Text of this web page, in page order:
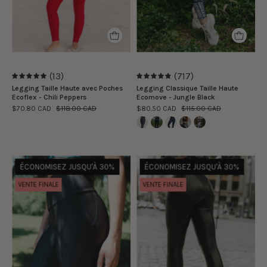
wearing
size
S
5.0
(13)
Legging Taille Haute avec Poches
Ecoflex - Chili Peppers
$70.80 CAD
$118.00 CAD
|
Marie
William
size
S
4.9
(717)
Legging Classique Taille Haute
Ecomove - Jungle Black
$80.50 CAD
$115.00 CAD
Cuissard
9
1/2"
Ecomove
ÉCONOMISEZ JUSQU'À 30%
VENTE FINALE
Virginie
porte
taille
|
Virginie
ÉCONOMISEZ JUSQU'À 30%
VENTE FINALE